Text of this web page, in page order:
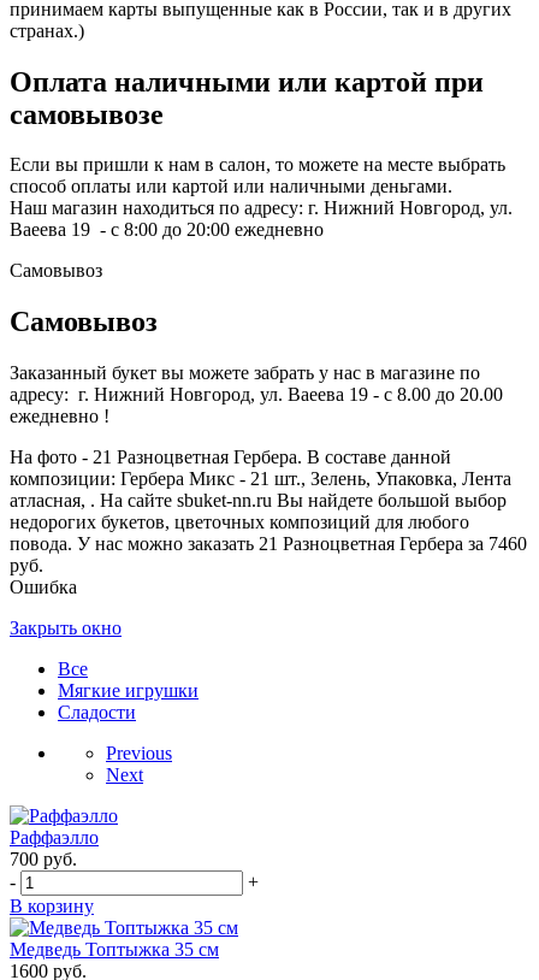
принимаем карты выпущенные как в России, так и в других
странах.)
Оплата наличными или картой при
самовывозе
Если вы пришли к нам в салон, то можете на месте выбрать
способ оплаты или картой или наличными деньгами.
Наш магазин находиться по адресу: г. Нижний Новгород, ул.
Ваеева 19 - с 8:00 до 20:00 ежедневно
Самовывоз
Самовывоз
Заказанный букет вы можете забрать у нас в магазине по
адресу: г. Нижний Новгород, ул. Ваеева 19 - с 8.00 до 20.00
ежедневно !
На фото - 21 Разноцветная Гербера. В составе данной
композиции: Гербера Микс - 21 шт., Зелень, Упаковка, Лента
атласная, . На сайте sbuket-nn.ru Вы найдете большой выбор
недорогих букетов, цветочных композиций для любого
повода. У нас можно заказать 21 Разноцветная Гербера за 7460
руб.
Ошибка
Закрыть окно
Все
Мягкие игрушки
Сладости
Previous
Next
Раффаэлло
700 руб.
-
+
В корзину
Медведь Топтыжка 35 см
1600 руб.